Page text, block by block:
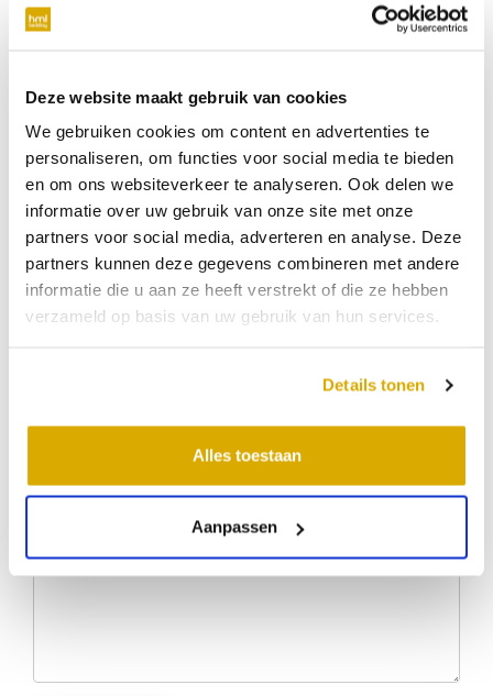
Deze website maakt gebruik van cookies
We gebruiken cookies om content en advertenties te
personaliseren, om functies voor social media te bieden
en om ons websiteverkeer te analyseren. Ook delen we
informatie over uw gebruik van onze site met onze
partners voor social media, adverteren en analyse. Deze
partners kunnen deze gegevens combineren met andere
informatie die u aan ze heeft verstrekt of die ze hebben
verzameld op basis van uw gebruik van hun services.
Details tonen
Alles toestaan
Aanpassen
verplicht
niet verplicht
Datum:11-07-2026
Tijdstip:
Verkooppunt